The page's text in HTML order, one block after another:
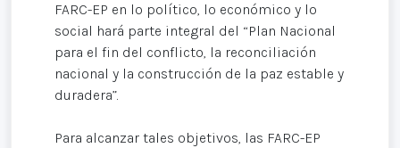
FARC-EP en lo político, lo económico y lo
social hará parte integral del “Plan Nacional
para el fin del conflicto, la reconciliación
nacional y la construcción de la paz estable y
duradera”.
Para alcanzar tales objetivos, las FARC-EP